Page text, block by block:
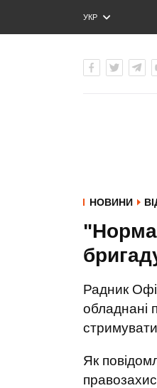
УКР
ENG
НОВИНИ
Радник
обладнані
Як